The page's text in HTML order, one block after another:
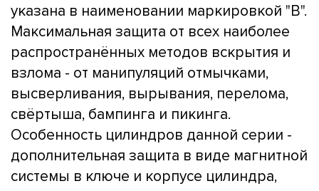
указана в наименовании маркировкой "B".
Максимальная защита от всех наиболее
распространённых методов вскрытия и
взлома - от манипуляций отмычками,
высверливания, вырывания, перелома,
свёртыша, бампинга и пикинга.
Особенность цилиндров данной серии -
дополнительная защита в виде магнитной
системы в ключе и корпусе цилиндра,